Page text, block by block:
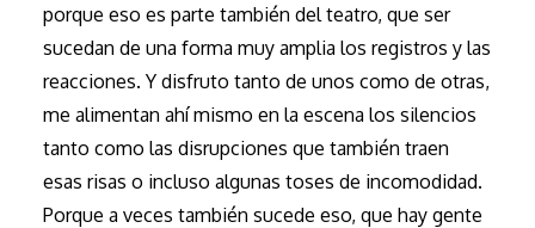
porque eso es parte también del teatro, que ser
sucedan de una forma muy amplia los registros y las
reacciones. Y disfruto tanto de unos como de otras,
me alimentan ahí mismo en la escena los silencios
tanto como las disrupciones que también traen
esas risas o incluso algunas toses de incomodidad.
Porque a veces también sucede eso, que hay gente